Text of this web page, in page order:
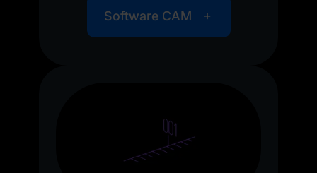
Software CAM